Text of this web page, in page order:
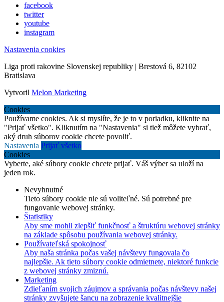
facebook
twitter
youtube
instagram
Nastavenia cookies
Liga proti rakovine Slovenskej republiky | Brestová 6, 82102
Bratislava
Vytvoril Melon Marketing
Cookies
Používame cookies. Ak si myslíte, že je to v poriadku, kliknite na
"Prijať všetko". Kliknutím na "Nastavenia" si tiež môžete vybrať,
aký druh súborov cookie chcete povoliť.
Nastavenia Prijať všetko
Cookies
Vyberte, aké súbory cookie chcete prijať. Váš výber sa uloží na
jeden rok.
Nevyhnutné
Tieto súbory cookie nie sú voliteľné. Sú potrebné pre
fungovanie webovej stránky.
Štatistiky
Aby sme mohli zlepšiť funkčnosť a štruktúru webovej stránky
na základe spôsobu používania webovej stránky.
Používateľská spokojnosť
Aby naša stránka počas vašej návštevy fungovala čo
najlepšie. Ak tieto súbory cookie odmietnete, niektoré funkcie
z webovej stránky zmiznú.
Marketing
Zdieľaním svojich záujmov a správania počas návštevy našej
stránky zvyšujete šancu na zobrazenie kvalitnejšie